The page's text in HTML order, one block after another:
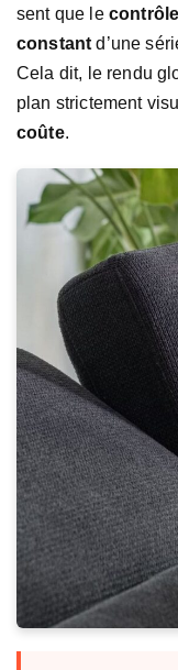
sent que le
constant d’une
Cela dit, le rendu
plan strictement
coûte.